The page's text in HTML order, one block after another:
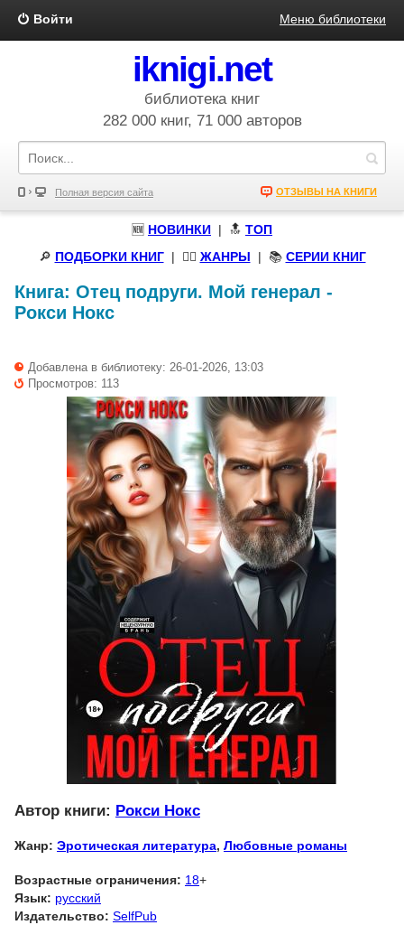
Войти Меню библиотеки
iknigi.net
библиотека книг
282 000 книг, 71 000 авторов
Полная версия сайта ОТЗЫВЫ НА КНИГИ
🆕 НОВИНКИ | 🔝 ТОП
🔎 ПОДБОРКИ КНИГ| 🧝‍♀️ ЖАНРЫ | 📚 СЕРИИ КНИГ
Книга: Отец подруги. Мой генерал -
Рокси Нокс
Добавлена в библиотеку: 26-01-2026, 13:03
Просмотров: 113
Автор книги: Рокси Нокс
Жанр: Эротическая литература, Любовные романы
Возрастные ограничения: 18+
Язык: русский
Издательство: SelfPub